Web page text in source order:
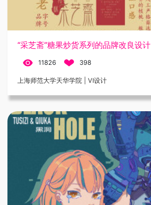
“采芝斋”糖果炒货系列的品牌改良设计
11826 398
上海师范大学天华学院 | VI设计